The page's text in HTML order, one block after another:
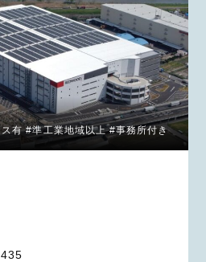
有 #準工業地域以上 #事務所付き